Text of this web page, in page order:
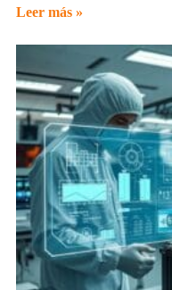
Leer más »